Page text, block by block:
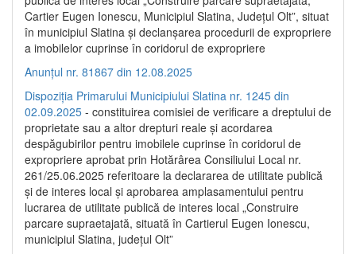
Cartier Eugen Ionescu, Municipiul Slatina, Județul Olt”, situat
în municipiul Slatina și declanșarea procedurii de expropriere
a imobilelor cuprinse în coridorul de expropriere
Anunțul nr. 81867 din 12.08.2025
Dispoziția Primarului Municipiului Slatina nr. 1245 din
02.09.2025 - constituirea comisiei de verificare a dreptului de
proprietate sau a altor drepturi reale și acordarea
despăgubirilor pentru imobilele cuprinse în coridorul de
expropriere aprobat prin Hotărârea Consiliului Local nr.
261/25.06.2025 referitoare la declararea de utilitate publică
și de interes local și aprobarea amplasamentului pentru
lucrarea de utilitate publică de interes local „Construire
parcare supraetajată, situată în Cartierul Eugen Ionescu,
municipiul Slatina, județul Olt”